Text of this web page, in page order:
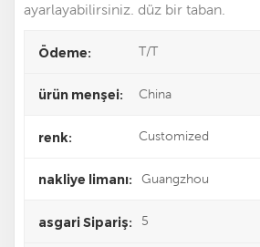
ayarlayabilirsiniz. düz bir taban.
Ödeme: T/T
ürün menşei: China
renk: Customized
nakliye limanı: Guangzhou
asgari Sipariş: 5